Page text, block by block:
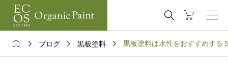

  ブログ  黒板塗料  黒板塗料は水性をおすすめする